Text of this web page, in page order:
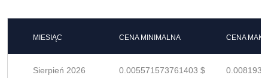
MIESIĄC CENA MINIMALNA CENA
Sierpień 2026 0.005571573761403 $